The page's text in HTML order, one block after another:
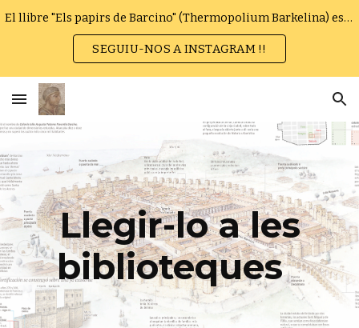
El llibre "Els papirs de Barcino" (Thermopolium Barkelina) es pot trobar en paper o en format electrònic.
SEGUIU-NOS A INSTAGRAM !!
Llegir-lo a les
biblioteques